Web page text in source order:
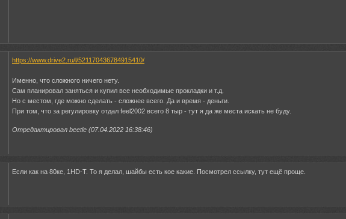
https://www.drive2.ru/l/521170436784915410/
Именно, что сложного ничего нету.
Сам планировал заняться и купил все необходимые прокладки и т.д.
Но с местом, где можно сделать - сложнее всего. Да и время - деньги.
При том, что за регулировку отдал feel2002 всего 8 тыр - тут я да же места искать не буду.
Отредактировал beetle (07.04.2022 16:38:46)
Если как на 80ке, 1HD-T. То я делал, шайбы есть кое какие. Посмотрел ссылку, тут ещё проще.